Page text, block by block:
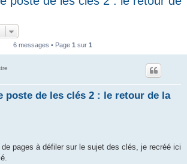
6 messages • Page 1 sur 1
poste de les clés 2 : le retour de la
pages à défiler sur le sujet des clés, je recréé ici